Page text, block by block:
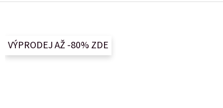
VÝPRODEJ AŽ -80% ZDE